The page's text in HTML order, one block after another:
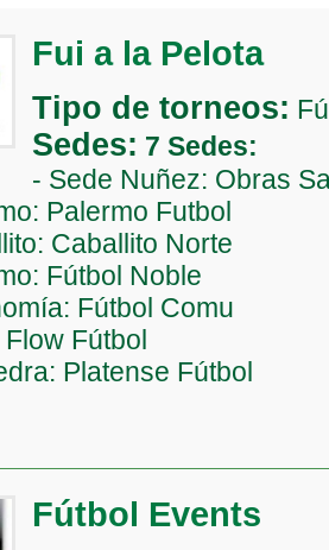
Fui a la Pelota
Tipo de torneos:
Sedes: 7 Sedes:
- Sede Nuñez: Obras
Palermo Futbol
Caballito Norte
Fútbol Noble
Fútbol Comu
Fútbol
Platense Fútbol
Fútbol Events